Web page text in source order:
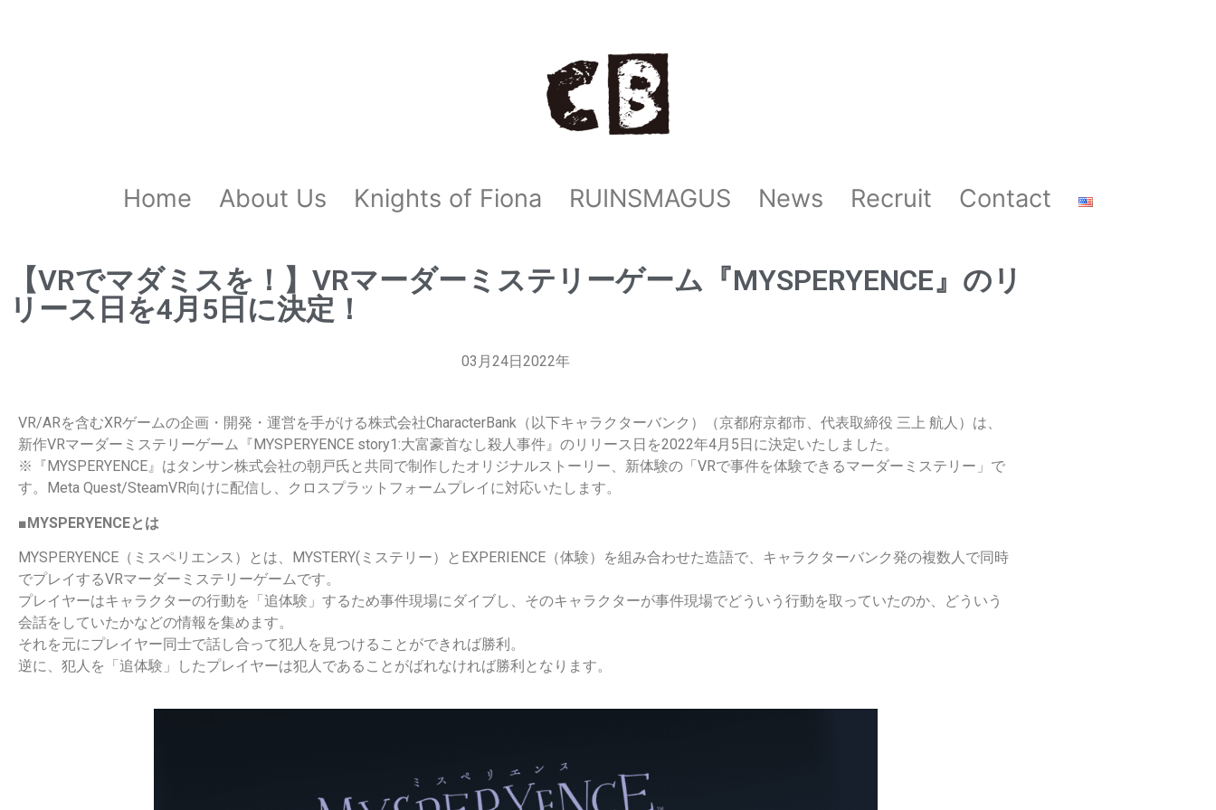
Home About Us Knights of Fiona RUINSMAGUS News Recruit Contact
【VRでマダミスを！】VRマーダーミステリーゲーム『MYSPERYENCE』のリ
リース日を4月5日に決定！
03月24日2022年
VR/ARを含むXRゲームの企画・開発・運営を手がける株式会社CharacterBank（以下キャラクターバンク）（京都府京都市、代表取締役 三上 航人）は、
新作VRマーダーミステリーゲーム『MYSPERYENCE story1:大富豪首なし殺人事件』のリリース日を2022年4月5日に決定いたしました。
※『MYSPERYENCE』はタンサン株式会社の朝戸氏と共同で制作したオリジナルストーリー、新体験の「VRで事件を体験できるマーダーミステリー」で
す。Meta Quest/SteamVR向けに配信し、クロスプラットフォームプレイに対応いたします。
■MYSPERYENCEとは
MYSPERYENCE（ミスペリエンス）とは、MYSTERY(ミステリー）とEXPERIENCE（体験）を組み合わせた造語で、キャラクターバンク発の複数人で同時
でプレイするVRマーダーミステリーゲームです。
プレイヤーはキャラクターの行動を「追体験」するため事件現場にダイブし、そのキャラクターが事件現場でどういう行動を取っていたのか、どういう
会話をしていたかなどの情報を集めます。
それを元にプレイヤー同士で話し合って犯人を見つけることができれば勝利。
逆に、犯人を「追体験」したプレイヤーは犯人であることがばれなければ勝利となります。